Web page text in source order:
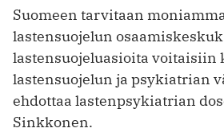
Suomeen tarvitaan
lastensuojelun
lastensuojeluasioita voitaisiin
lastensuojelun ja psykiatrian
ehdottaa lastenpsykiatrian
Sinkkonen.